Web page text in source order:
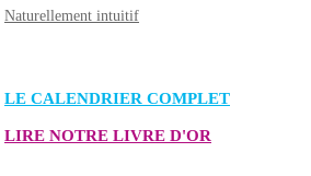
Naturellement intuitif
LE CALENDRIER COMPLET
LIRE NOTRE LIVRE D'OR